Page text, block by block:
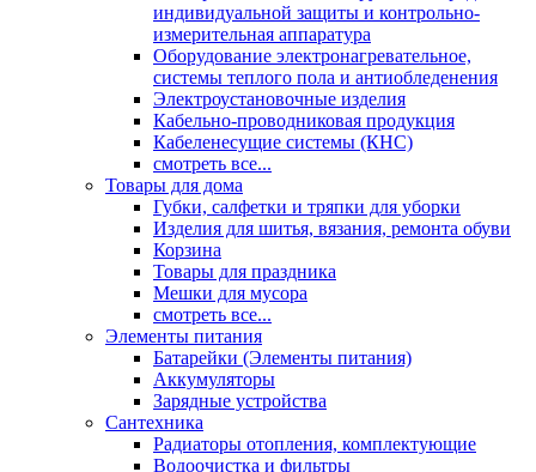
индивидуальной защиты и контрольно-
измерительная аппаратура
Оборудование электронагревательное,
системы теплого пола и антиобледенения
Электроустановочные изделия
Кабельно-проводниковая продукция
Кабеленесущие системы (КНС)
смотреть все...
Товары для дома
Губки, салфетки и тряпки для уборки
Изделия для шитья, вязания, ремонта обуви
Корзина
Товары для праздника
Мешки для мусора
смотреть все...
Элементы питания
Батарейки (Элементы питания)
Аккумуляторы
Зарядные устройства
Сантехника
Радиаторы отопления, комплектующие
Водоочистка и фильтры